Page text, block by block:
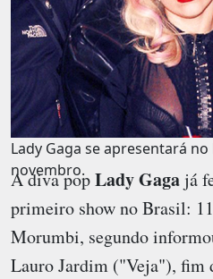
Lady Gaga se apresentará
novembro.
A diva popLady Gagajá
primeiro show no Brasil:
Morumbi, segundo
Lauro Jardim ("Veja"), fim